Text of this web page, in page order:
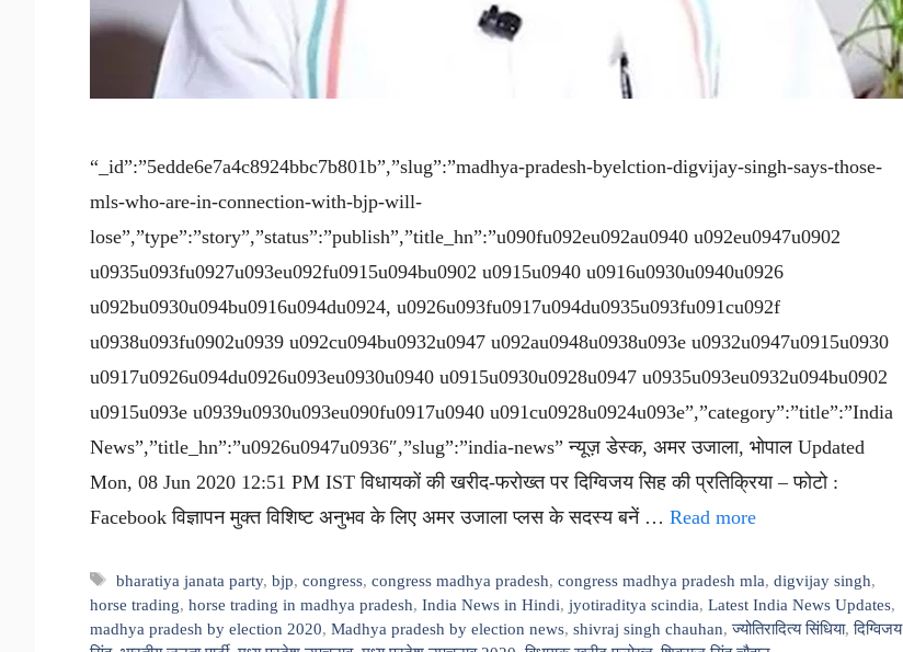
“_id”:”5edde6e7a4c8924bbc7b801b”,”slug”:”madhya-pradesh-byelction-digvijay-singh-says-those-
mls-who-are-in-connection-with-bjp-will-
lose”,”type”:”story”,”status”:”publish”,”title_hn”:”u090fu092eu092au0940 u092eu0947u0902
u0935u093fu0927u093eu092fu0915u094bu0902 u0915u0940 u0916u0930u0940u0926
u092bu0930u094bu0916u094du0924, u0926u093fu0917u094du0935u093fu091cu092f
u0938u093fu0902u0939 u092cu094bu0932u0947 u092au0948u0938u093e u0932u0947u0915u0930
u0917u0926u094du0926u093eu0930u0940 u0915u0930u0928u0947 u0935u093eu0932u094bu0902
u0915u093e u0939u0930u093eu090fu0917u0940 u091cu0928u0924u093e”,”category”:”title”:”India
News”,”title_hn”:”u0926u0947u0936″,”slug”:”india-news” न्यूज़ डेस्क, अमर उजाला, भोपाल Updated
Mon, 08 Jun 2020 12:51 PM IST विधायकों की खरीद-फरोख्त पर दिग्विजय सिह की प्रतिक्रिया – फोटो :
Facebook विज्ञापन मुक्त विशिष्ट अनुभव के लिए अमर उजाला प्लस के सदस्य बनें … Read more
Tags
bharatiya janata party,bjp,congress,congress madhya pradesh,congress madhya pradesh mla,digvijay singh,
horse trading, horse trading in madhya pradesh, India News in Hindi, jyotiraditya scindia, Latest India News Updates,
madhya pradesh by election 2020, Madhya pradesh by election news, shivraj singh chauhan,ज्योतिरादित्य सिंधिया,दिग्विजय